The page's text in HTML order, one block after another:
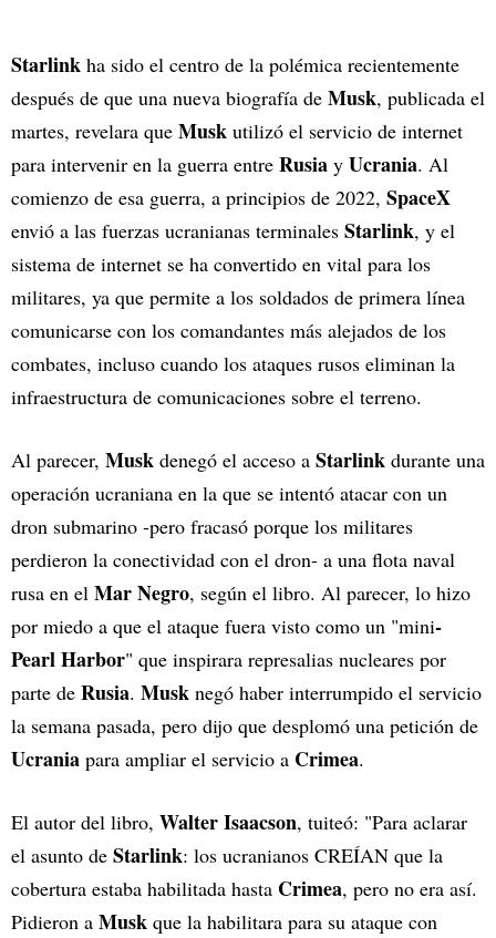
Starlink ha sido el centro de la polémica recientemente
después de que una nueva biografía de Musk, publicada el
martes, revelara que Musk utilizó el servicio de internet
para intervenir en la guerra entre Rusia y Ucrania. Al
comienzo de esa guerra, a principios de 2022, SpaceX
envió a las fuerzas ucranianas terminales Starlink, y el
sistema de internet se ha convertido en vital para los
militares, ya que permite a los soldados de primera línea
comunicarse con los comandantes más alejados de los
combates, incluso cuando los ataques rusos eliminan la
infraestructura de comunicaciones sobre el terreno.
Al parecer, Musk denegó el acceso a Starlink durante una
operación ucraniana en la que se intentó atacar con un
dron submarino -pero fracasó porque los militares
perdieron la conectividad con el dron- a una flota naval
rusa en el Mar Negro, según el libro. Al parecer, lo hizo
por miedo a que el ataque fuera visto como un "mini-
Pearl Harbor" que inspirara represalias nucleares por
parte de Rusia. Musk negó haber interrumpido el servicio
la semana pasada, pero dijo que desplomó una petición de
Ucrania para ampliar el servicio a Crimea.
El autor del libro, Walter Isaacson, tuiteó: "Para aclarar
el asunto de Starlink: los ucranianos CREÍAN que la
cobertura estaba habilitada hasta Crimea, pero no era así.
Pidieron a Musk que la habilitara para su ataque con